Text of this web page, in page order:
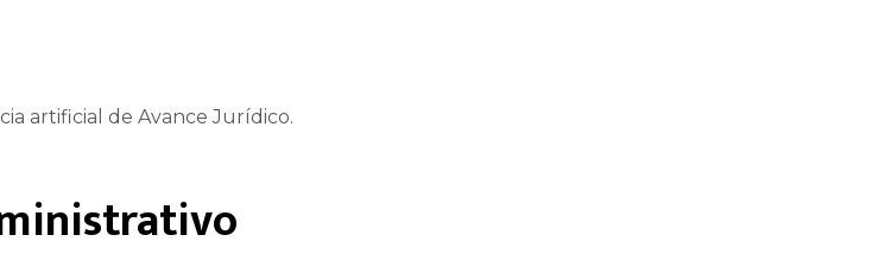
artificial de Avance Jurídico.